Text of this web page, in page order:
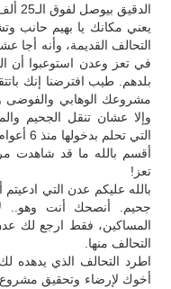
الدقيق بيوصل لفوق الـ25 ألف ريال.
يعني مكانك يا بهيم حانب
التحالف القديمة، وأنه
في تعز وعدن استوعبوا أن
بلدهم. طيب افترضنا إنك
مشروعك الوهابي والفوضى
وإلا عشان تنقل الجحيم
التي تحلم بدخولها منذ 6 أعوام.
أقسم بالله ما قد شاهدت
تعز!
بالله عليكم عدن التي
جحيم. أنصحك أنت وهو..
المساكين، فقط ارجع لك
التحالف منها.
اطرد التحالف الذي يدهده
أخوك لإرضاء وتحقيق